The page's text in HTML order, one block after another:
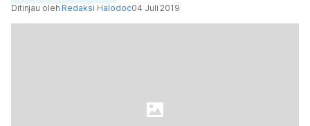
Ditinjau oleh Redaksi Halodoc04 Juli 2019